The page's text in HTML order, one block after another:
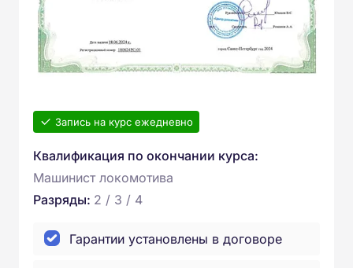
Запись на курс ежедневно
Квалификация по окончании курса:
Машинист локомотива
Разряды: 2 / 3 / 4
Гарантии установлены в договоре